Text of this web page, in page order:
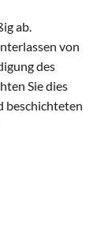
ab.
von
des
Sie dies
beschichteten